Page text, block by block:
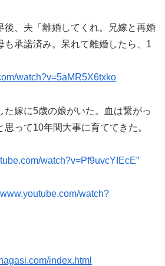
後、夫「離婚してくれ。兄嫁と再婚
承諾済み。呆れて離婚したら、1
watch?v=5aMR5X6txko
た嫁に5歳の娘がいた。血は繋がっ
って10年間大事に育ててきた。
watch?v=Pf9uvcYIEcE”
watch?
index.html